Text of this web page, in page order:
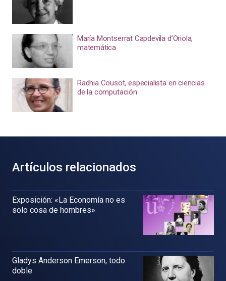
María Montserrat Capdevila d’Oriola,
matemática
Radhia Cousot, especialista en ciencias
de la computación
Artículos relacionados
Exposición: «La Economía no es
solo cosa de hombres»
Gladys Anderson Emerson, todo
doble